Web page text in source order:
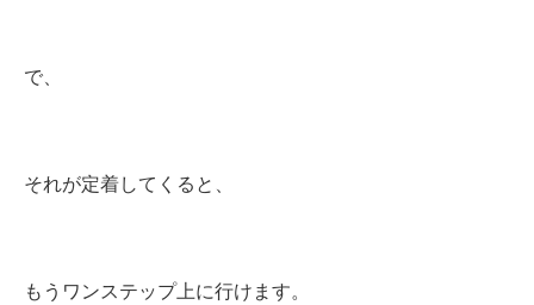
で、
それが定着してくると、
もうワンステップ上に行けます。